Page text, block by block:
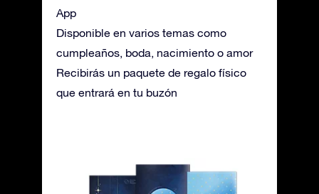
App
Disponible en varios temas como
cumpleaños, boda, nacimiento o amor
Recibirás un paquete de regalo físico
que entrará en tu buzón